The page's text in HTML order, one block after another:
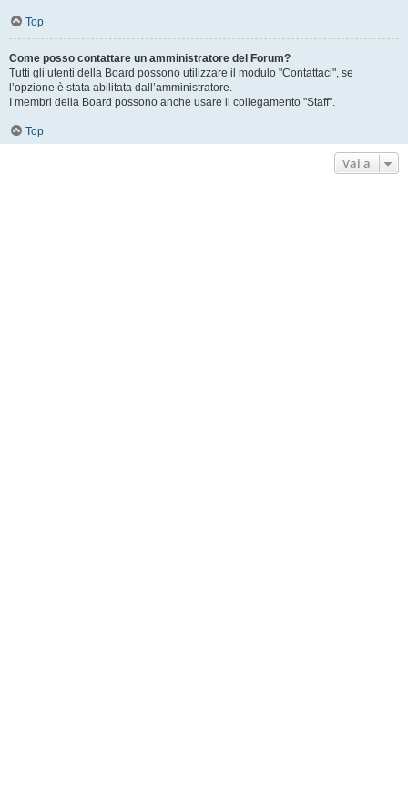
Top
Come posso contattare un amministratore del Forum?
Tutti gli utenti della Board possono utilizzare il modulo "Contattaci", se
l’opzione è stata abilitata dall’amministratore.
I membri della Board possono anche usare il collegamento "Staff".
Top
Vai a